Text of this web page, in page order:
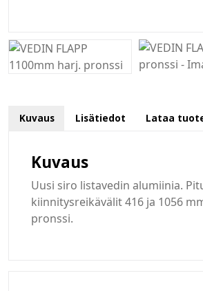
Kuvaus Lisätiedot Lataa
Kuvaus
Uusi siro listavedin alumiinia.
kiinnitysreikävälit 416 ja 1056
pronssi.